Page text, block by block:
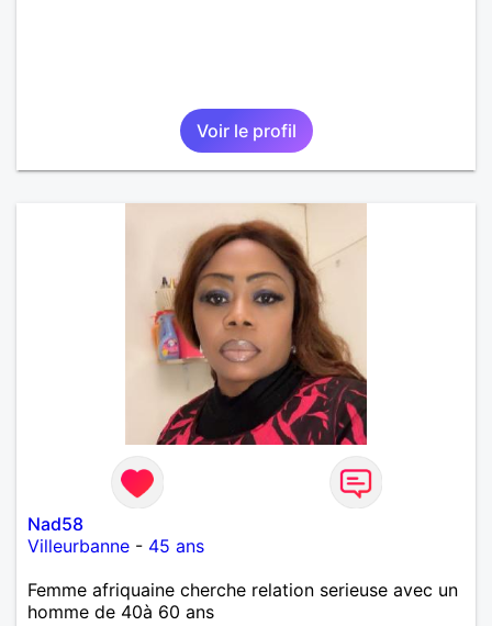
Voir le profil
Nad58
Villeurbanne - 45 ans
Femme afriquaine cherche relation serieuse avec un
homme de 40à 60 ans